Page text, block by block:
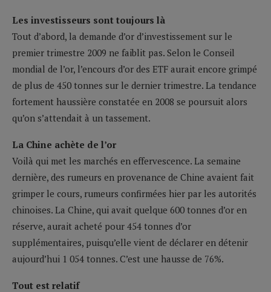
Les investisseurs sont toujours là
Tout d’abord, la demande d’or d’investissement sur le
premier trimestre 2009 ne faiblit pas. Selon le Conseil
mondial de l’or, l’encours d’or des ETF aurait encore grimpé
de plus de 450 tonnes sur le dernier trimestre. La tendance
fortement haussière constatée en 2008 se poursuit alors
qu’on s’attendait à un tassement.
La Chine achète de l’or
Voilà qui met les marchés en effervescence. La semaine
dernière, des rumeurs en provenance de Chine avaient fait
grimper le cours, rumeurs confirmées hier par les autorités
chinoises. La Chine, qui avait quelque 600 tonnes d’or en
réserve, aurait acheté pour 454 tonnes d’or
supplémentaires, puisqu’elle vient de déclarer en détenir
aujourd’hui 1 054 tonnes. C’est une hausse de 76%.
Tout est relatif